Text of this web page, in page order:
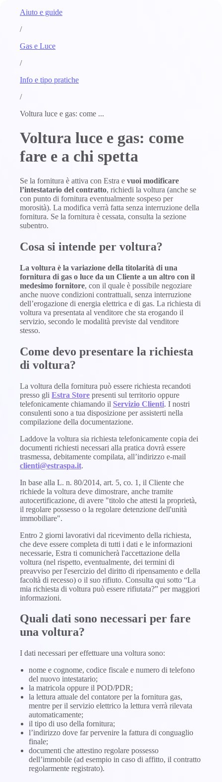
Aiuto e guide
/
Gas e Luce
/
Info e tipo pratiche
/
Voltura luce e gas: come ...
Voltura luce e gas: come
fare e a chi spetta
Se la fornitura è attiva con Estra e vuoi modificare
l’intestatario del contratto, richiedi la voltura (anche se
con punto di fornitura eventualmente sospeso per
morosità). La modifica verrà fatta senza interruzione della
fornitura. Se la fornitura è cessata, consulta la sezione
subentro.
Cosa si intende per voltura?
La voltura è la variazione della titolarità di una
fornitura di gas o luce da un Cliente a un altro con il
medesimo fornitore, con il quale è possibile negoziare
anche nuove condizioni contrattuali, senza interruzione
dell’erogazione di energia elettrica e di gas. La richiesta di
voltura va presentata al venditore che sta erogando il
servizio, secondo le modalità previste dal venditore
stesso.
Come devo presentare la richiesta
di voltura?
La voltura della fornitura può essere richiesta recandoti
presso gli Estra Store presenti sul territorio oppure
telefonicamente chiamando il Servizio Clienti. I nostri
consulenti sono a tua disposizione per assisterti nella
compilazione della documentazione.
Laddove la voltura sia richiesta telefonicamente copia dei
documenti richiesti necessari alla pratica dovrà essere
trasmessa, debitamente compilata, all’indirizzo e-mail
clienti@estraspa.it.
In base alla L. n. 80/2014, art. 5, co. 1, il Cliente che
richiede la voltura deve dimostrare, anche tramite
autocertificazione, di avere "titolo che attesti la proprietà,
il regolare possesso o la regolare detenzione dell'unità
immobiliare".
Entro 2 giorni lavorativi dal ricevimento della richiesta,
che deve essere completa di tutti i dati e le informazioni
necessarie, Estra ti comunicherà l'accettazione della
voltura (nel rispetto, eventualmente, dei termini di
preavviso per l'esercizio del diritto di ripensamento e della
facoltà di recesso) o il suo rifiuto. Consulta qui sotto “La
mia richiesta di voltura può essere rifiutata?” per maggiori
informazioni.
Quali dati sono necessari per fare
una voltura?
I dati necessari per effettuare una voltura sono:
nome e cognome, codice fiscale e numero di telefono
del nuovo intestatario;
la matricola oppure il POD/PDR;
la lettura attuale del contatore per la fornitura gas,
mentre per il servizio elettrico la lettura verrà rilevata
automaticamente;
il tipo di uso della fornitura;
l’indirizzo dove far pervenire la fattura di conguaglio
finale;
documenti che attestino regolare possesso
dell’immobile (ad esempio in caso di affitto, il contratto
regolarmente registrato).